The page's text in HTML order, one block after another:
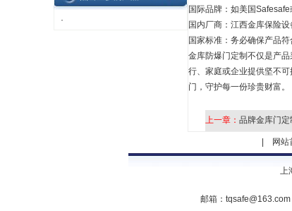
·
国际品牌：如美国Safesafe
国内厂商：江西金库保险
国家标准：务必确保产品符
金库防爆门定制不仅是产
行、家庭或企业提供坚不
门，守护每一份珍贵财富。
上一章： 品牌金库门
网站
上
邮箱： tqsafe@163.com